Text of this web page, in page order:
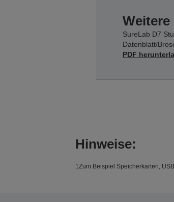
SureLab D7
Datenblatt/
PDF
Hinweise:
1Zum Beispiel Speicherkarten,